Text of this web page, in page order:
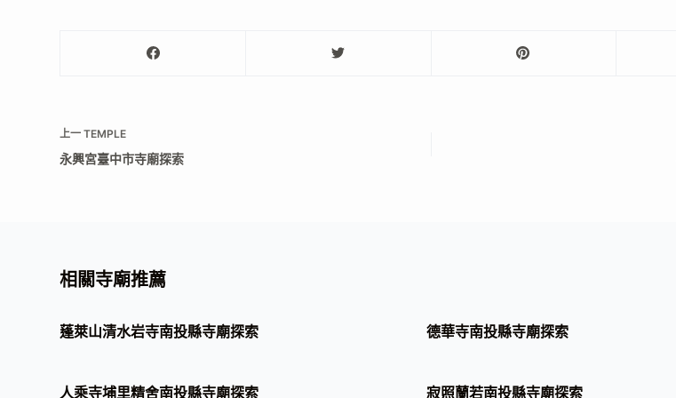
上一TEMPLE
永興宮臺中市寺廟探索
相關寺廟推薦
蓬萊山清水岩寺南投縣寺廟探索 德華寺南投縣寺廟探索
人乘寺埔里精舍南投縣寺廟探索 寂照蘭若南投縣寺廟探索